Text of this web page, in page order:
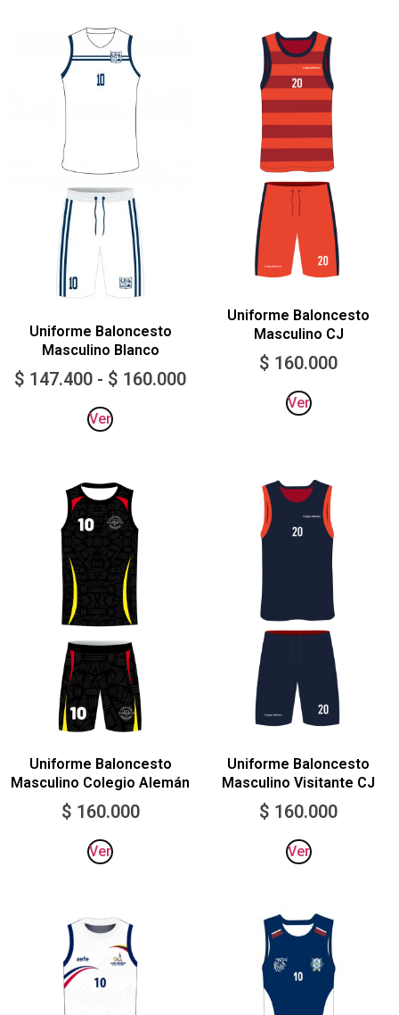
Uniforme Baloncesto
Masculino Blanco
$ 147.400 - $ 160.000
Ver
Uniforme Baloncesto
Masculino CJ
$ 160.000
Ver
Uniforme Baloncesto
Masculino Colegio Alemán
$ 160.000
Ver
Uniforme Baloncesto
Masculino Visitante CJ
$ 160.000
Ver